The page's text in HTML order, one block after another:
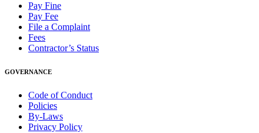
Pay Fine
Pay Fee
File a Complaint
Fees
Contractor’s Status
GOVERNANCE
Code of Conduct
Policies
By-Laws
Privacy Policy